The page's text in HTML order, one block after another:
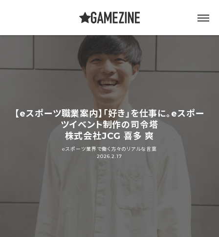
【eスポーツ職業案内】「好き」を仕事に。eスポー
ツイベント制作の司令塔
株式会社JCG 喜多 爽
eスポーツ業界で働く方々のリアルな言葉
2026.2.17